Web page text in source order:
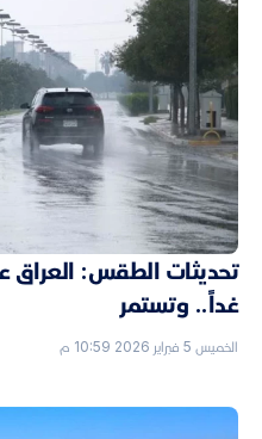
تحديثات الطقس:
غداً.. وتستمر
الخميس 5 فبراير 2026 10:59 م